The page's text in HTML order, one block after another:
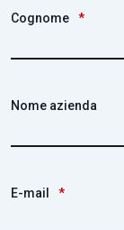
Cognome *
Nome azienda
E-mail *